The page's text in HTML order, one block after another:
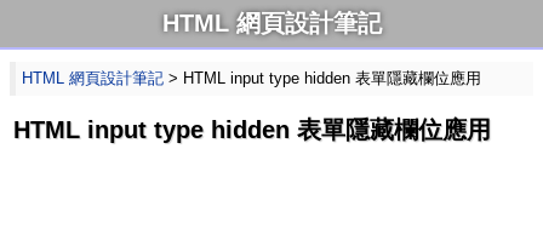
HTML 網頁設計筆記
HTML 網頁設計筆記 > HTML input type hidden 表單隱藏欄位應用
HTML input type hidden 表單隱藏欄位應用